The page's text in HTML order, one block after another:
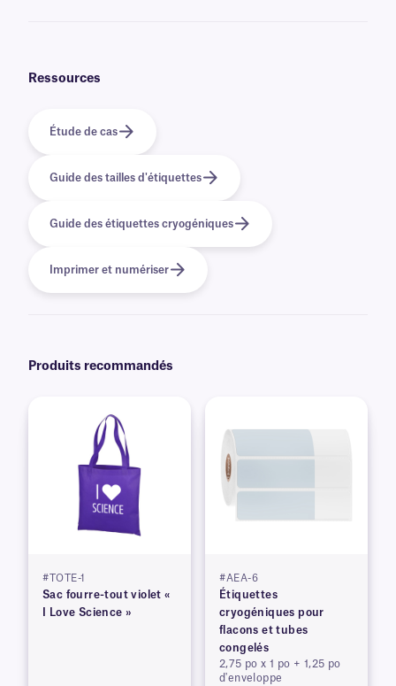
étiquette CryoSTUCK enveloppante, appliquez d'abord la zone
CryoSTUCK® transfert thermique nécessitent un chevauchement d'au
moins 0,25 pouce pour garantir une adhérence sûre sur congelé et tubes
congelé .
Ressources
Étude de cas
Guide des tailles d'étiquettes
Guide des étiquettes cryogéniques
Imprimer et numériser
Produits recommandés
#TOTE-1
Sac fourre-tout violet «
I Love Science »
#AEA-6
Étiquettes
cryogéniques pour
flacons et tubes
congelés
2,75 po x 1 po + 1,25 po
d'enveloppe